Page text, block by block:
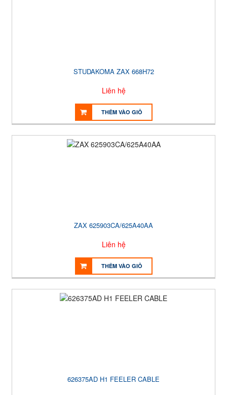
STUDAKOMA ZAX 668H72
Liên hệ
THÊM VÀO GIỎ
ZAX 625903CA/625A40AA
Liên hệ
THÊM VÀO GIỎ
626375AD H1 FEELER CABLE